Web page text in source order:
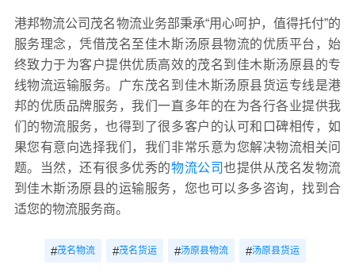
港邦物流公司茂名物流业务部秉承“用心呵护，值得托付”的
服务理念，凭借茂名至佳木斯汤原县物流的优质平台，始
终致力于为客户提供优质高效的茂名到佳木斯汤原县的专
线物流运输服务。广东茂名到佳木斯汤原县货运专线是港
邦的优质品牌服务，我们一直多年的在为各行各业提供我
们的物流服务，也得到了很多客户的认可和口碑相传，如
果您有意向选择我们，我们非常乐意为您解决物流相关问
题。当然，还有很多优秀的物流公司也提供从茂名发物流
到佳木斯汤原县的运输服务，您也可以多多咨询，找到合
适您的物流服务商。
#茂名物流 #茂名货运 #汤原县物流 #汤原县货运